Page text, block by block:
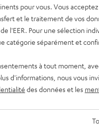
Il a l'air méga
J'étais sceptique au
pour vous. Vous
et le traitement de vos
l'EER. Pour une sélection
catégorie séparément et
à tout moment,
d'informations, nous vous
des données et les